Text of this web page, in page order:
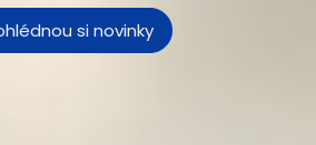
si novinky